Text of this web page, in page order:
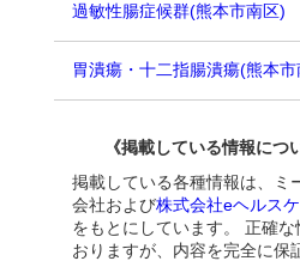
過敏性腸症候群(熊本市南区)
胃潰瘍・十二指腸潰瘍(熊本市
《掲載している情報につ
掲載している各種情報は、ミ
会社および株式会社eヘルス
をもとにしています。 正確
おりますが、内容を完全に保